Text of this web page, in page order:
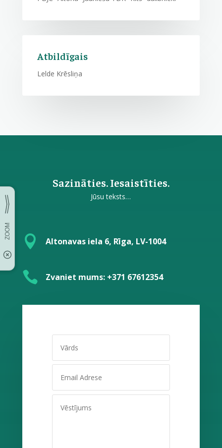
Atbildīgais
Lelde Krēsliņa
Sazināties. Iesaistīties.
Jūsu teksts…
 Altonavas iela 6, Rīga, LV-1004
 Zvaniet mums: +371 67612354